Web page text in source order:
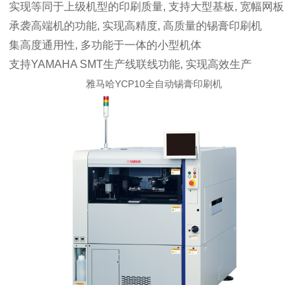
实现等同于上级机型的印刷质量, 支持大型基板, 宽幅网板
承袭高端机的功能, 实现高精度, 高质量的锡膏印刷机
集高度通用性, 多功能于一体的小型机体
支持YAMAHA SMT生产线联线功能, 实现高效生产
雅马哈YCP10全自动锡膏印刷机